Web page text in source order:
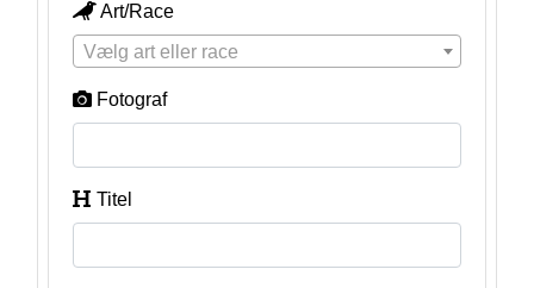
Art/Race
Vælg art eller race
Fotograf
Titel